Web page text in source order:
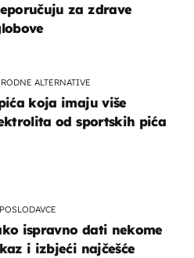
za zdrave
ALTERNATIVE
koja imaju više
od sportskih pića
ispravno dati nekome
i izbjeći najčešće